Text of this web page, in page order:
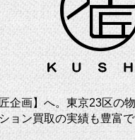
企画】へ。東京23区の
ョン買取の実績も豊富で